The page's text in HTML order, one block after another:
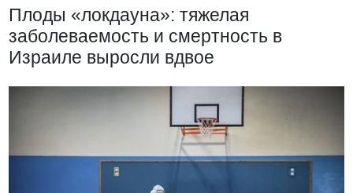
Плоды «локдауна»: тяжелая
заболеваемость и смертность в
Израиле выросли вдвое